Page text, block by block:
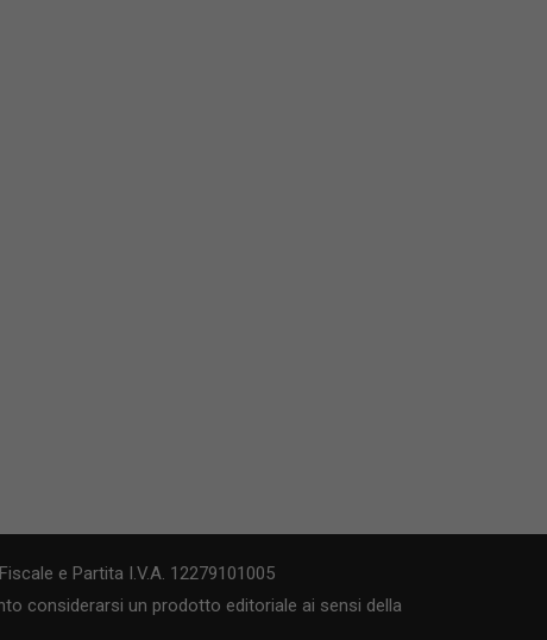
e Partita I.V.A. 12279101005
considerarsi un prodotto editoriale ai sensi della